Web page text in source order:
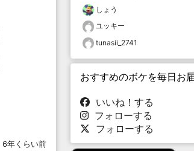
6年くらい前
しょう
ユッキー
tunasii_2741
おすすめのボケを毎日お
いいね！する
フォローする
フォローする